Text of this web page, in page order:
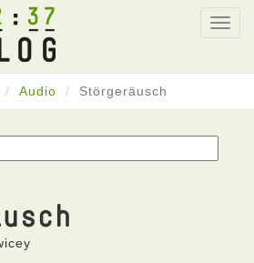
37
Audio Störgeräusch